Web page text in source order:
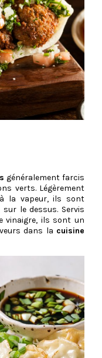
généralement farcis
verts. Légèrement
la vapeur, ils sont
le dessus. Servis
vinaigre, ils sont un
dans la cuisine